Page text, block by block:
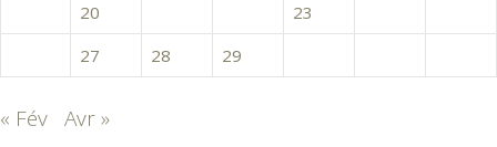
20 23
27 28 29
« Fév Avr »